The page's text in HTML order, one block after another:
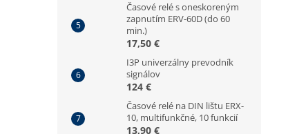
Časové relé s oneskoreným
zapnutím ERV-60D (do 60
min.)
17,50 €
I3P univerzálny prevodník
signálov
124 €
Časové relé na DIN lištu ERX-
10, multifunkčné, 10 funkcií
13,90 €